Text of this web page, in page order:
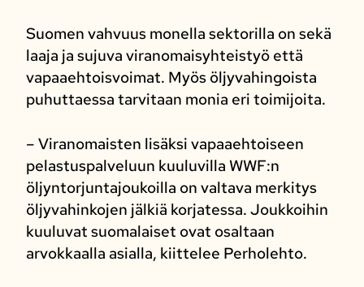
Suomen vahvuus monella sektorilla on sekä
laaja ja sujuva viranomaisyhteistyö että
vapaaehtoisvoimat. Myös öljyvahingoista
puhuttaessa tarvitaan monia eri toimijoita.
– Viranomaisten lisäksi vapaaehtoiseen
pelastuspalveluun kuuluvilla WWF:n
öljyntorjuntajoukoilla on valtava merkitys
öljyvahinkojen jälkiä korjatessa. Joukkoihin
kuuluvat suomalaiset ovat osaltaan
arvokkaalla asialla, kiittelee Perholehto.